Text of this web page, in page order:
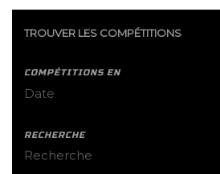
TROUVER LES COMPÉTITIONS
COMPÉTITIONS EN
RECHERCHE